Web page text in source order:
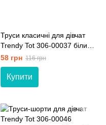
Труси класичні для дівчат
Trendy Tot 306-00037 білий
92 см (2 роки)
58 грн 116 грн
Купити